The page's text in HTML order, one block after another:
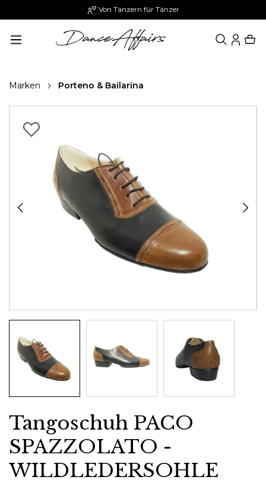
Von Tänzern für Tänzer
Marken Porteno & Bailarina
Tangoschuh PACO
SPAZZOLATO -
WILDLEDERSOHLE